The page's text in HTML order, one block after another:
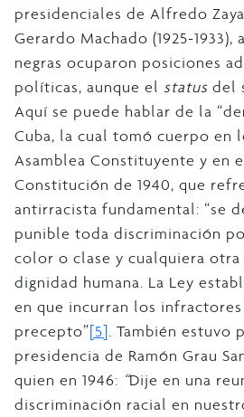
presidenciales de Alfredo
Gerardo Machado (1925-1933),
negras ocuparon posiciones
políticas, aunque el status del
Aquí se puede hablar de la
Cuba, la cual tomó cuerpo en
Asamblea Constituyente y en
Constitución de 1940, que
antirracista fundamental: “se
punible toda discriminación
color o clase y cualquiera otra
dignidad humana. La Ley
en que incurran los
precepto”[5]. También estuvo
presidencia de Ramón Grau
quien en 1946: “Dije en una
discriminación racial en